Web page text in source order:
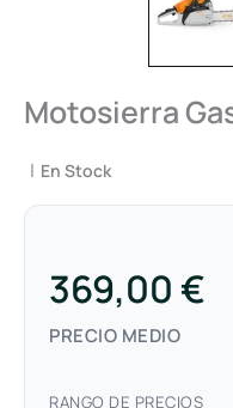
Motosierra
| En Stock
369,00 €
PRECIO MEDIO
RANGO DE PRECIOS